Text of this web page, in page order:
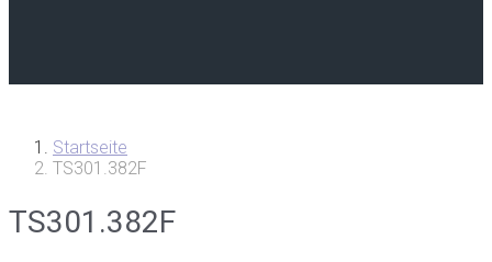
Startseite
TS301.382F
TS301.382F